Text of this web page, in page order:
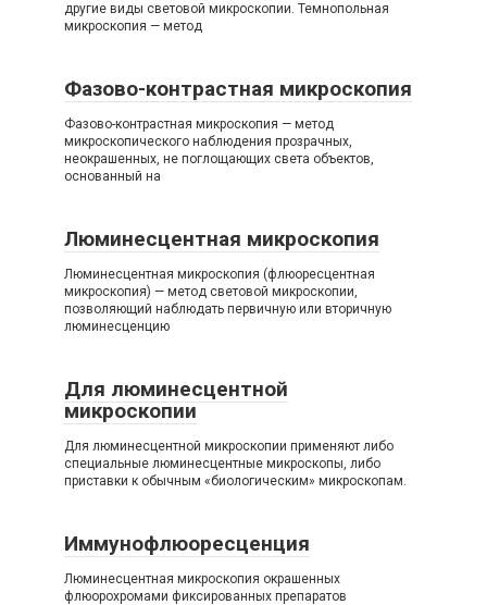
другие виды световой микроскопии. Темнопольная
микроскопия — метод
Фазово-контрастная микроскопия
Фазово-контрастная микроскопия — метод
микроскопического наблюдения прозрачных,
неокрашенных, не поглощающих света объектов,
основанный на
Люминесцентная микроскопия
Люминесцентная микроскопия (флюоресцентная
микроскопия) — метод световой микроскопии,
позволяющий наблюдать первичную или вторичную
люминесценцию
Для люминесцентной
микроскопии
Для люминесцентной микроскопии применяют либо
специальные люминесцентные микроскопы, либо
приставки к обычным «биологическим» микроскопам.
Иммунофлюоресценция
Люминесцентная микроскопия окрашенных
флюорохромами фиксированных препаратов